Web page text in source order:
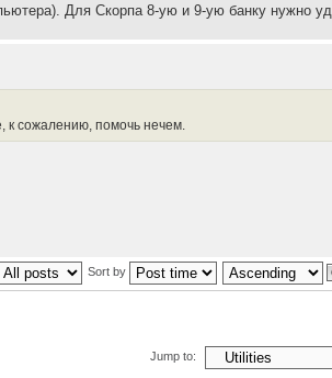
Для Скорпа 8-ую и 9-ую банку нужно
к сожалению, помочь нечем.
Sort by
Jump to: